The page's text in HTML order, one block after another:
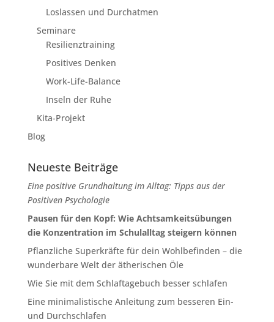
Loslassen und Durchatmen
Seminare
Resilienztraining
Positives Denken
Work-Life-Balance
Inseln der Ruhe
Kita-Projekt
Blog
Neueste Beiträge
Eine positive Grundhaltung im Alltag: Tipps aus der
Positiven Psychologie
Pausen für den Kopf: Wie Achtsamkeitsübungen
die Konzentration im Schulalltag steigern können
Pflanzliche Superkräfte für dein Wohlbefinden – die
wunderbare Welt der ätherischen Öle
Wie Sie mit dem Schlaftagebuch besser schlafen
Eine minimalistische Anleitung zum besseren Ein-
und Durchschlafen